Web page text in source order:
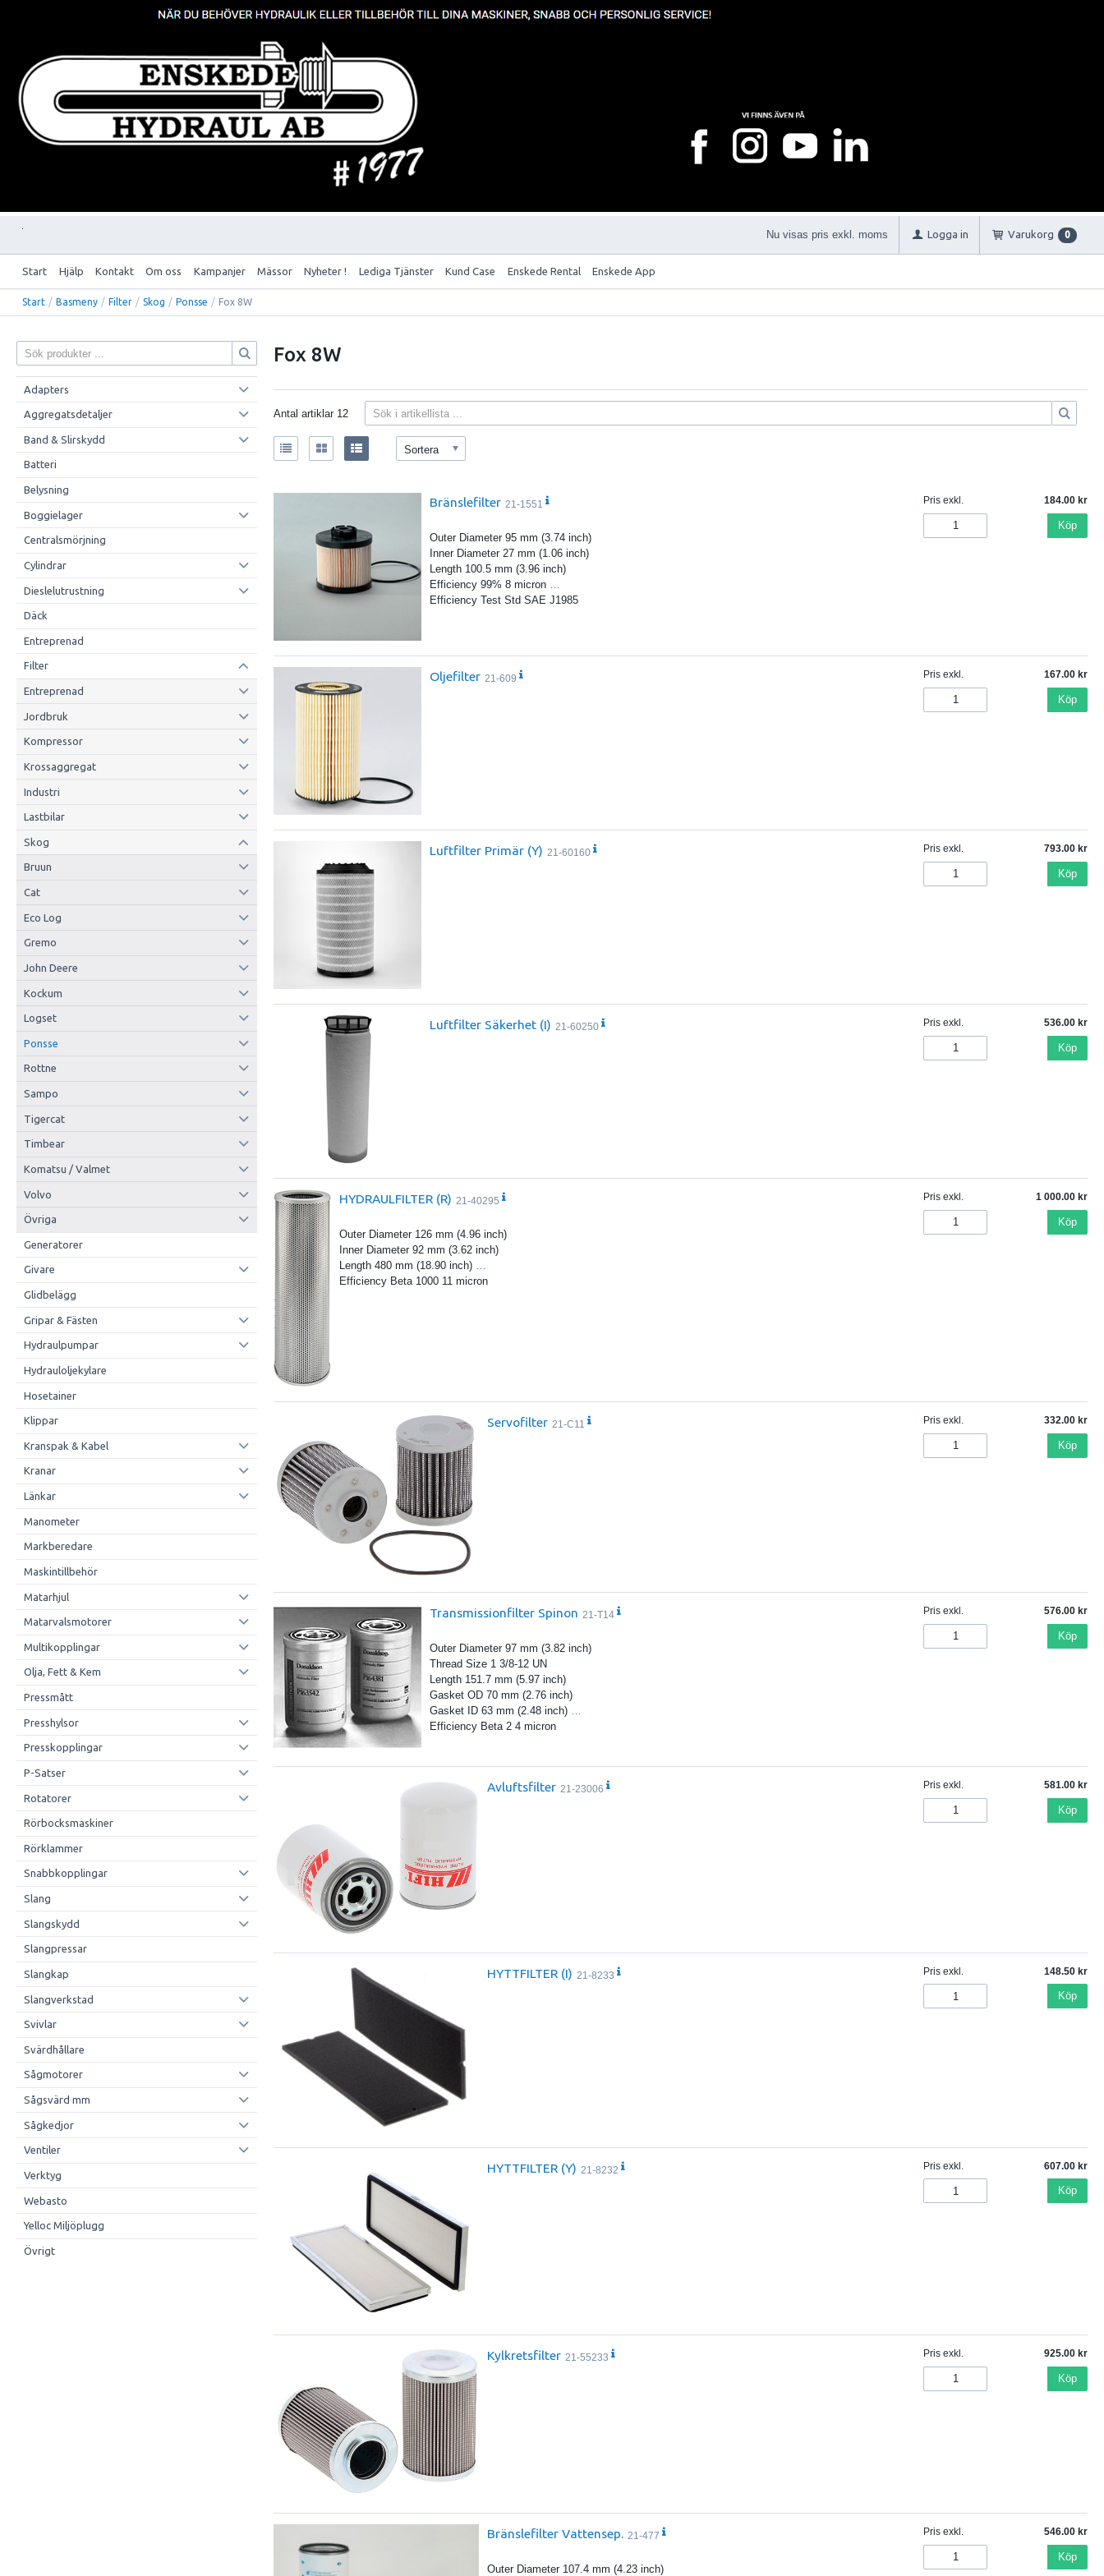
Nu visas pris exkl. moms Logga in Varukorg 0
Start Hjälp Kontakt Om oss Kampanjer Mässor Nyheter ! Lediga Tjänster Kund Case Enskede Rental Enskede App
Start / Basmeny / Filter / Skog / Ponsse / Fox 8W
Adapters
Aggregatsdetaljer
Band & Slirskydd
Batteri
Belysning
Boggielager
Centralsmörjning
Cylindrar
Dieslelutrustning
Däck
Entreprenad
Filter
Entreprenad
Jordbruk
Kompressor
Krossaggregat
Industri
Lastbilar
Skog
Bruun
Cat
Eco Log
Gremo
John Deere
Kockum
Logset
Ponsse
Rottne
Sampo
Tigercat
Timbear
Komatsu / Valmet
Volvo
Övriga
Generatorer
Givare
Glidbelägg
Gripar & Fästen
Hydraulpumpar
Hydrauloljekylare
Hosetainer
Klippar
Kranspak & Kabel
Kranar
Länkar
Manometer
Markberedare
Maskintillbehör
Matarhjul
Matarvalsmotorer
Multikopplingar
Olja, Fett & Kem
Pressmått
Presshylsor
Presskopplingar
P-Satser
Rotatorer
Rörbocksmaskiner
Rörklammer
Snabbkopplingar
Slang
Slangskydd
Slangpressar
Slangkap
Slangverkstad
Svivlar
Svärdhållare
Sågmotorer
Sågsvärd mm
Sågkedjor
Ventiler
Verktyg
Webasto
Yelloc Miljöplugg
Övrigt
Fox 8W
Antal artiklar 12
Sortera
Bränslefilter 21-1551
Outer Diameter 95 mm (3.74 inch)
Inner Diameter 27 mm (1.06 inch)
Length 100.5 mm (3.96 inch)
Efficiency 99% 8 micron
Efficiency Test Std SAE J1985
Pris exkl. 184.00
Köp
Oljefilter 21-609 Pris exkl. 167.00
Köp
Luftfilter Primär (Y) 21-60160 Pris exkl. 793.00
Köp
Luftfilter Säkerhet (I) 21-60250 Pris exkl. 536.00
Köp
HYDRAULFILTER (R) 21-40295
Outer Diameter 126 mm (4.96 inch)
Inner Diameter 92 mm (3.62 inch)
Length 480 mm (18.90 inch)
Efficiency Beta 1000 11 micron
Pris exkl. 1 000.00
Köp
Servofilter 21-C11 Pris exkl. 332.00
Köp
Transmissionfilter Spinon 21-T14
Outer Diameter 97 mm (3.82 inch)
Thread Size 1 3/8-12 UN
Length 151.7 mm (5.97 inch)
Gasket OD 70 mm (2.76 inch)
Gasket ID 63 mm (2.48 inch)
Efficiency Beta 2 4 micron
Pris exkl. 576.00
Köp
Avluftsfilter 21-23006 Pris exkl. 581.00
Köp
HYTTFILTER (I) 21-8233 Pris exkl. 148.50
Köp
HYTTFILTER (Y) 21-8232 Pris exkl. 607.00
Köp
Kylkretsfilter 21-55233 Pris exkl. 925.00
Köp
Bränslefilter Vattensep. 21-477
Outer Diameter 107.4 mm (4.23 inch)
Pris exkl. 546.00
Köp